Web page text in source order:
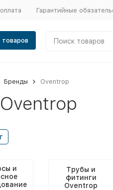
Гарантийные
товаров
Бренды Oventrop
Oventrop
и
Трубы и
фитинги
Oventrop